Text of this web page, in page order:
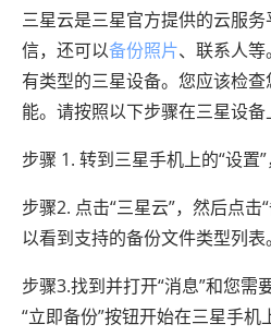
三星云是三星官方提供的云服
信，还可以备份照片、联系人
有类型的三星设备。您应该检
能。请按照以下步骤在三星设备
步骤 1. 转到三星手机上的“设置”
步骤2. 点击“三星云”，然后点击
以看到支持的备份文件类型列表。
步骤3.找到并打开“消息”和您需
“立即备份”按钮开始在三星手机